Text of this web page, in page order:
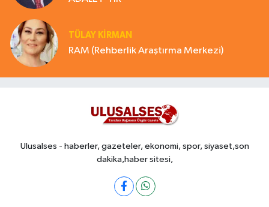
TÜLAY KİRMAN
RAM (Rehberlik Araştırma Merkezi)
Ulusalses - haberler, gazeteler, ekonomi, spor, siyaset,son
dakika,haber sitesi,